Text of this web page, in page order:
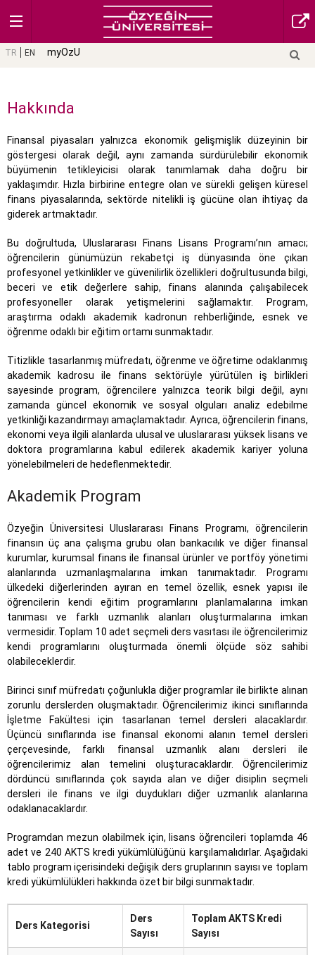
TR EN myOzU
Hakkında
Finansal piyasaları yalnızca ekonomik gelişmişlik düzeyinin bir
göstergesi olarak değil, aynı zamanda sürdürülebilir ekonomik
büyümenin tetikleyicisi olarak tanımlamak daha doğru bir
yaklaşımdır. Hızla birbirine entegre olan ve sürekli gelişen küresel
finans piyasalarında, sektörde nitelikli iş gücüne olan ihtiyaç da
giderek artmaktadır.
Bu doğrultuda, Uluslararası Finans Lisans Programı’nın amacı;
öğrencilerin günümüzün rekabetçi iş dünyasında öne çıkan
profesyonel yetkinlikler ve güvenilirlik özellikleri doğrultusunda bilgi,
beceri ve etik değerlere sahip, finans alanında çalışabilecek
profesyoneller olarak yetişmelerini sağlamaktır. Program,
araştırma odaklı akademik kadronun rehberliğinde, esnek ve
öğrenme odaklı bir eğitim ortamı sunmaktadır.
Titizlikle tasarlanmış müfredatı, öğrenme ve öğretime odaklanmış
akademik kadrosu ile finans sektörüyle yürütülen iş birlikleri
sayesinde program, öğrencilere yalnızca teorik bilgi değil, aynı
zamanda güncel ekonomik ve sosyal olguları analiz edebilme
yetkinliği kazandırmayı amaçlamaktadır. Ayrıca, öğrencilerin finans,
ekonomi veya ilgili alanlarda ulusal ve uluslararası yüksek lisans ve
doktora programlarına kabul edilerek akademik kariyer yoluna
yönelebilmeleri de hedeflenmektedir.
Akademik Program
Özyeğin Üniversitesi Uluslararası Finans Programı, öğrencilerin
finansın üç ana çalışma grubu olan bankacılık ve diğer finansal
kurumlar, kurumsal finans ile finansal ürünler ve portföy yönetimi
alanlarında uzmanlaşmalarına imkan tanımaktadır. Programı
ülkedeki diğerlerinden ayıran en temel özellik, esnek yapısı ile
öğrencilerin kendi eğitim programlarını planlamalarına imkan
tanıması ve farklı uzmanlık alanları oluşturmalarına imkan
vermesidir. Toplam 10 adet seçmeli ders vasıtası ile öğrencilerimiz
kendi programlarını oluşturmada önemli ölçüde söz sahibi
olabileceklerdir.
Birinci sınıf müfredatı çoğunlukla diğer programlar ile birlikte alınan
zorunlu derslerden oluşmaktadır. Öğrencilerimiz ikinci sınıflarında
İşletme Fakültesi için tasarlanan temel dersleri alacaklardır.
Üçüncü sınıflarında ise finansal ekonomi alanın temel dersleri
çerçevesinde, farklı finansal uzmanlık alanı dersleri ile
öğrencilerimiz alan temelini oluşturacaklardır. Öğrencilerimiz
dördüncü sınıflarında çok sayıda alan ve diğer disiplin seçmeli
dersleri ile finans ve ilgi duydukları diğer uzmanlık alanlarına
odaklanacaklardır.
Programdan mezun olabilmek için, lisans öğrencileri toplamda 46
adet ve 240 AKTS kredi yükümlülüğünü karşılamalıdırlar. Aşağıdaki
tablo program içerisindeki değişik ders gruplarının sayısı ve toplam
kredi yükümlülükleri hakkında özet bir bilgi sunmaktadır.
Ders Kategorisi
Ders
Sayısı
Toplam AKTS Kredi
Sayısı